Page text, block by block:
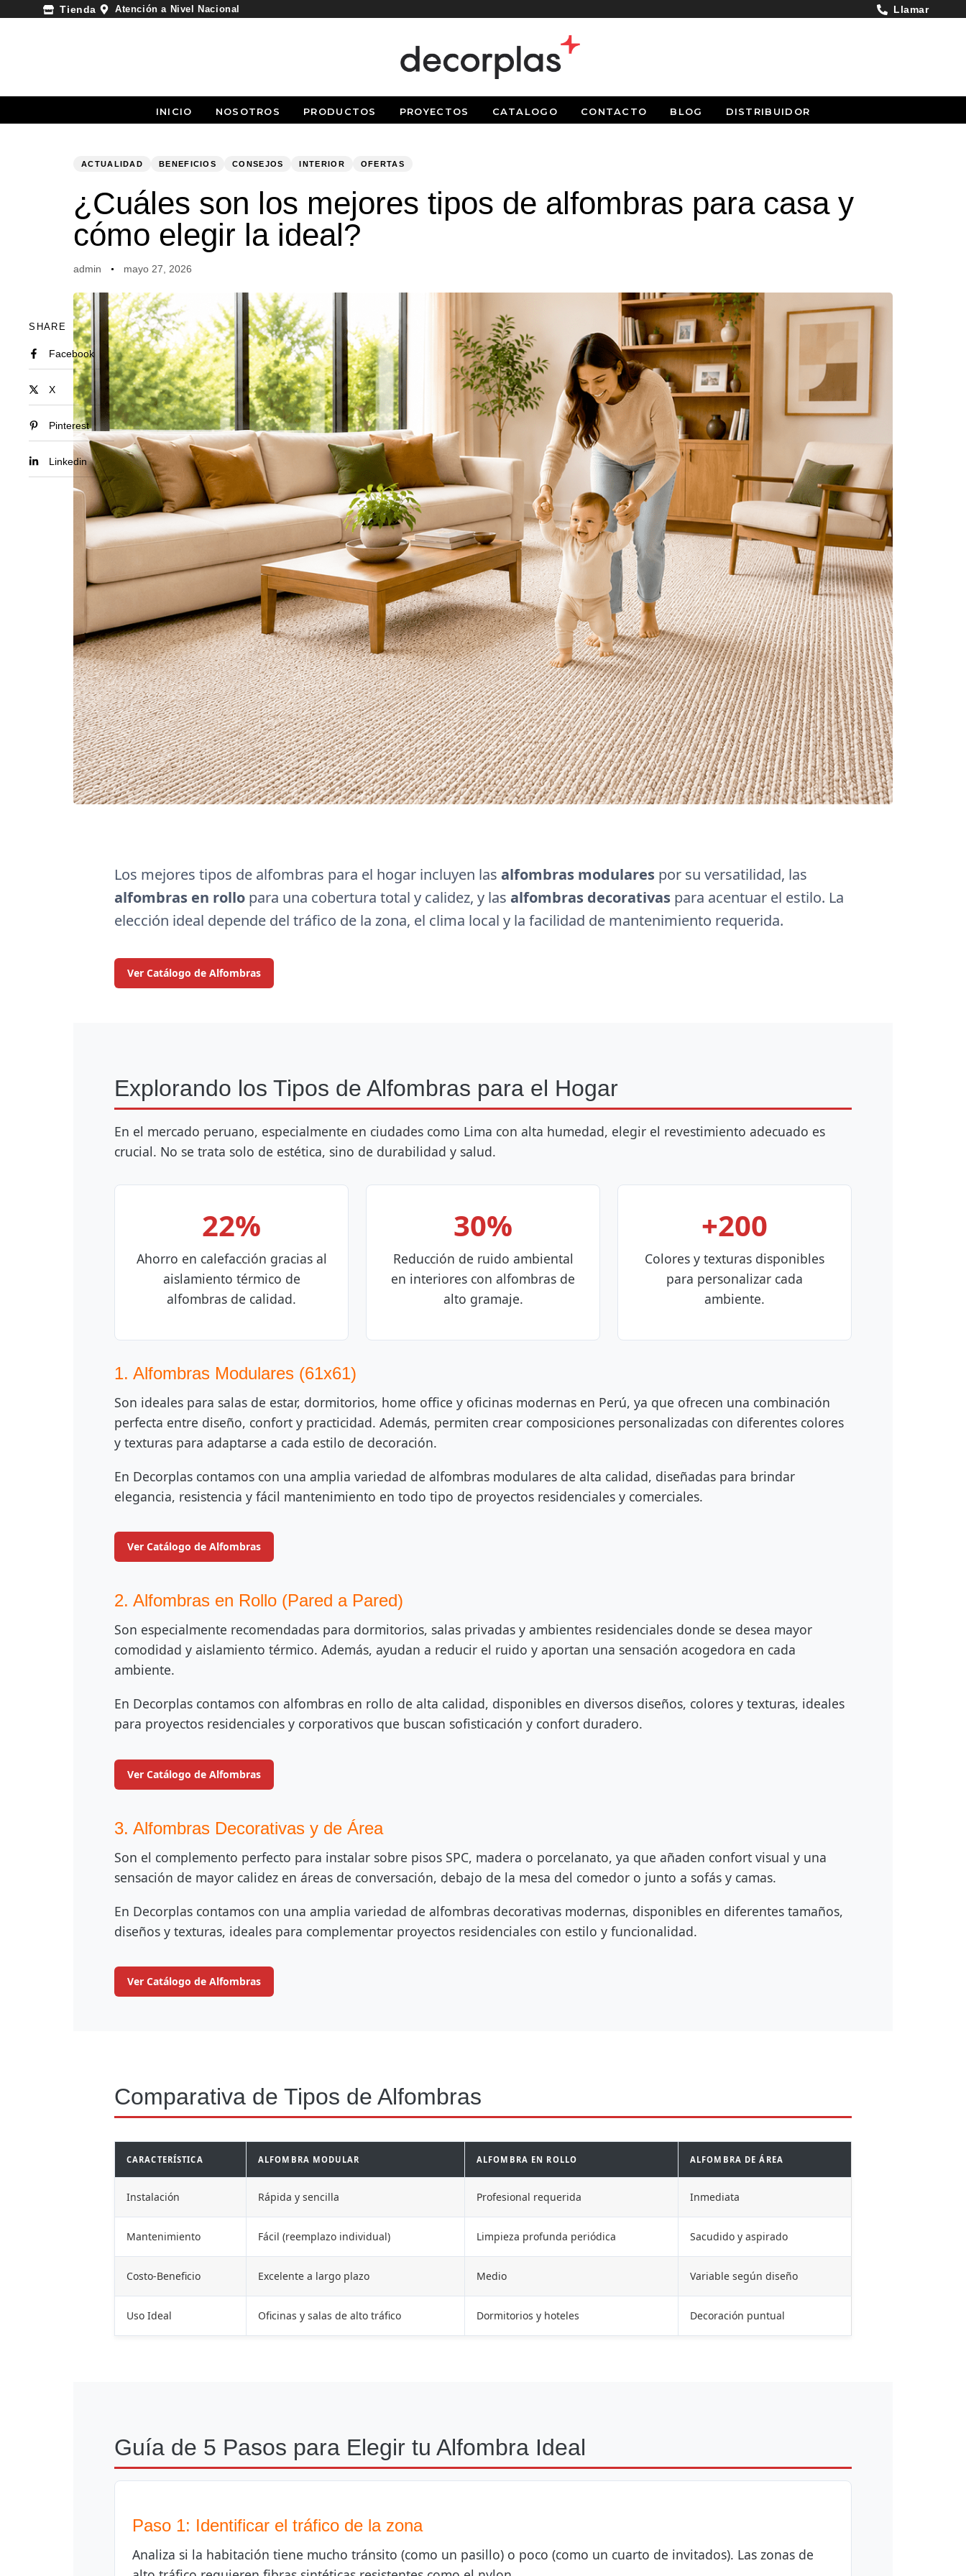
Tienda Atención a Nivel Nacional Llamar
INICIO NOSOTROS PRODUCTOS PROYECTOS CATALOGO CONTACTO BLOG DISTRIBUIDOR
ACTUALIDAD BENEFICIOS CONSEJOS INTERIOR OFERTAS
¿Cuáles son los mejores tipos de alfombras para casa y
cómo elegir la ideal?
admin mayo 27, 2026
SHARE
Facebook
X
Pinterest
Linkedin
Los mejores tipos de alfombras para el hogar incluyen las alfombras modulares por su versatilidad, las
alfombras en rollo para una cobertura total y calidez, y las alfombras decorativas para acentuar el estilo. La
elección ideal depende del tráfico de la zona, el clima local y la facilidad de mantenimiento requerida.
Ver Catálogo de Alfombras
Explorando los Tipos de Alfombras para el Hogar
En el mercado peruano, especialmente en ciudades como Lima con alta humedad, elegir el revestimiento adecuado es
crucial. No se trata solo de estética, sino de durabilidad y salud.
22%
Ahorro en calefacción gracias al
aislamiento térmico de
alfombras de calidad.
30%
Reducción de ruido ambiental
en interiores con alfombras de
alto gramaje.
+200
Colores y texturas disponibles
para personalizar cada
ambiente.
1. Alfombras Modulares (61x61)
Son ideales para salas de estar, dormitorios, home office y oficinas modernas en Perú, ya que ofrecen una combinación
perfecta entre diseño, confort y practicidad. Además, permiten crear composiciones personalizadas con diferentes colores
y texturas para adaptarse a cada estilo de decoración.
En Decorplas contamos con una amplia variedad de alfombras modulares de alta calidad, diseñadas para brindar
elegancia, resistencia y fácil mantenimiento en todo tipo de proyectos residenciales y comerciales.
Ver Catálogo de Alfombras
2. Alfombras en Rollo (Pared a Pared)
Son especialmente recomendadas para dormitorios, salas privadas y ambientes residenciales donde se desea mayor
comodidad y aislamiento térmico. Además, ayudan a reducir el ruido y aportan una sensación acogedora en cada
ambiente.
En Decorplas contamos con alfombras en rollo de alta calidad, disponibles en diversos diseños, colores y texturas, ideales
para proyectos residenciales y corporativos que buscan sofisticación y confort duradero.
Ver Catálogo de Alfombras
3. Alfombras Decorativas y de Área
Son el complemento perfecto para instalar sobre pisos SPC, madera o porcelanato, ya que añaden confort visual y una
sensación de mayor calidez en áreas de conversación, debajo de la mesa del comedor o junto a sofás y camas.
En Decorplas contamos con una amplia variedad de alfombras decorativas modernas, disponibles en diferentes tamaños,
diseños y texturas, ideales para complementar proyectos residenciales con estilo y funcionalidad.
Ver Catálogo de Alfombras
Comparativa de Tipos de Alfombras
CARACTERÍSTICA ALFOMBRA MODULAR ALFOMBRA EN ROLLO ALFOMBRA DE ÁREA
Instalación Rápida y sencilla Profesional requerida Inmediata
Mantenimiento Fácil (reemplazo individual) Limpieza profunda periódica Sacudido y aspirado
Costo-Beneficio Excelente a largo plazo Medio Variable según diseño
Uso Ideal Oficinas y salas de alto tráfico Dormitorios y hoteles Decoración puntual
Guía de 5 Pasos para Elegir tu Alfombra Ideal
Paso 1: Identificar el tráfico de la zona
Analiza si la habitación tiene mucho tránsito (como un pasillo) o poco (como un cuarto de invitados). Las zonas de